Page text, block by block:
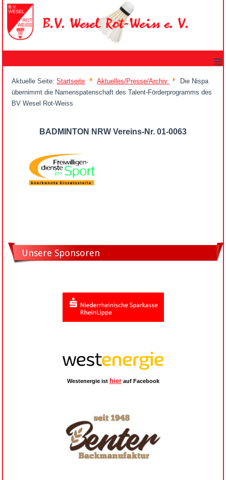
≡
Aktuelle Seite:Startseite Aktuelles/Presse/Archiv
Die Nispa
übernimmt die Namenspatenschaft des Talent-Förderprogramms des
BV Wesel Rot-Weiss
BADMINTON NRW Vereins-Nr. 01-0063
Unsere Sponsoren
Westenergie ist hierauf Facebook